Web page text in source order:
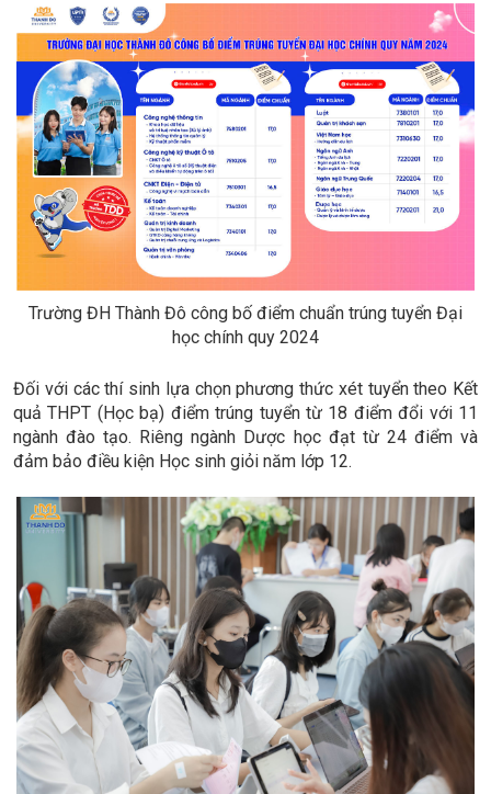
Trường ĐH Thành Đô công bố điểm chuẩn trúng tuyển Đại
học chính quy 2024
Đối với các thí sinh lựa chọn phương thức xét tuyển theo Kết
quả THPT (Học bạ) điểm trúng tuyển từ 18 điểm đổi với 11
ngành đào tạo. Riêng ngành Dược học đạt từ 24 điểm và
đảm bảo điều kiện Học sinh giỏi năm lớp 12.